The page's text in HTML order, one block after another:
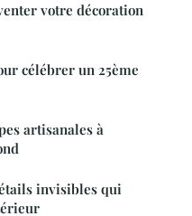
votre décoration
célébrer un 25ème
artisanales à
invisibles qui